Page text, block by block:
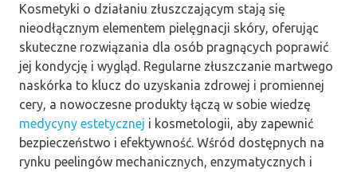
Kosmetyki o działaniu złuszczającym stają się
nieodłącznym elementem pielęgnacji skóry, oferując
skuteczne rozwiązania dla osób pragnących poprawić
jej kondycję i wygląd. Regularne złuszczanie martwego
naskórka to klucz do uzyskania zdrowej i promiennej
cery, a nowoczesne produkty łączą w sobie wiedzę
medycyny estetycznej i kosmetologii, aby zapewnić
bezpieczeństwo i efektywność. Wśród dostępnych na
rynku peelingów mechanicznych, enzymatycznych i